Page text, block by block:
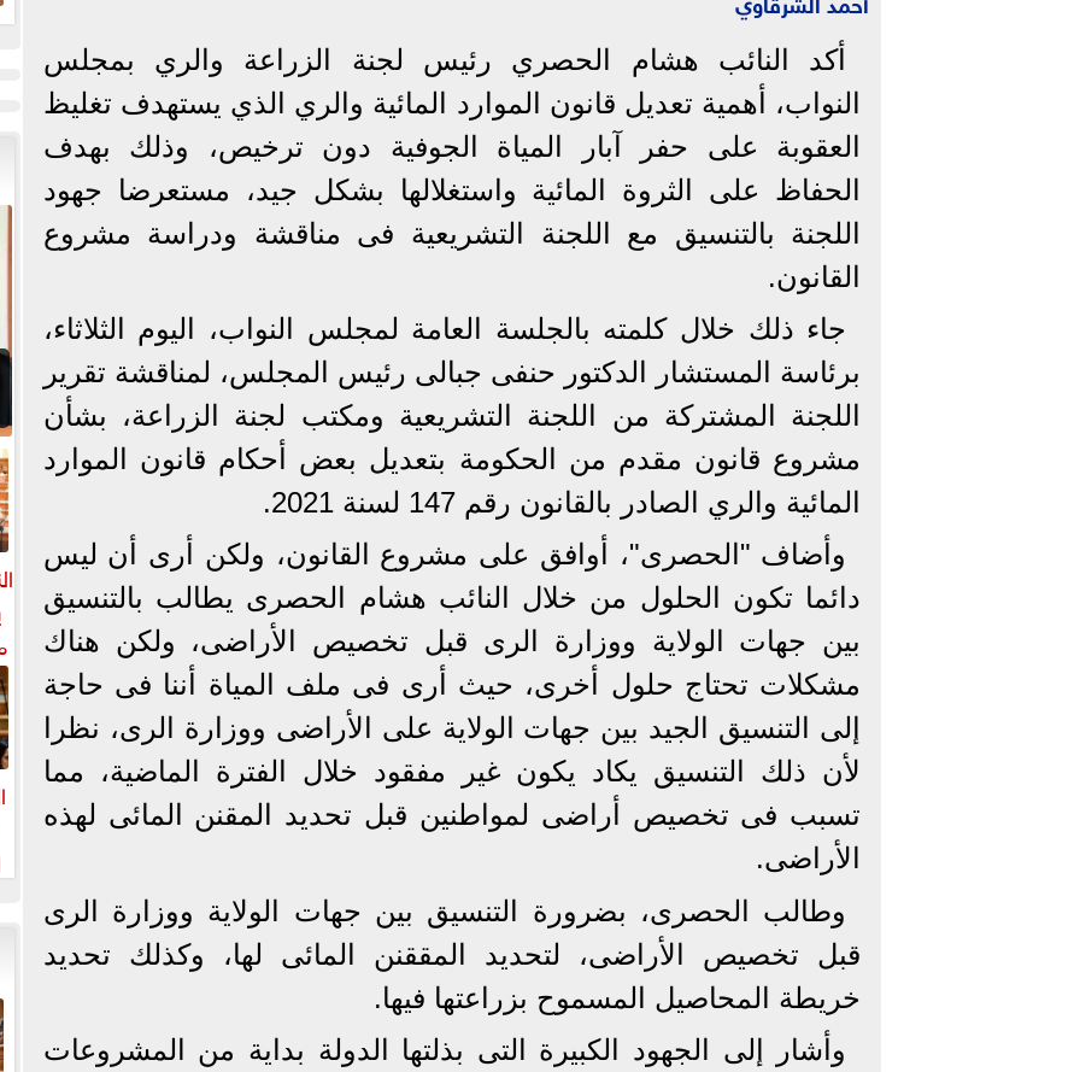
أكد النائب هشام الحصري رئيس لجنة الزراعة والري بمجلس
النواب، أهمية تعديل قانون الموارد المائية والري الذي يستهدف تغليظ
العقوبة على حفر آبار المياة الجوفية دون ترخيص، وذلك بهدف
الحفاظ على الثروة المائية واستغلالها بشكل جيد، مستعرضا جهود
اللجنة بالتنسيق مع اللجنة التشريعية فى مناقشة ودراسة مشروع
القانون.
جاء ذلك خلال كلمته بالجلسة العامة لمجلس النواب، اليوم الثلاثاء،
برئاسة المستشار الدكتور حنفى جبالى رئيس المجلس، لمناقشة تقرير
اللجنة المشتركة من اللجنة التشريعية ومكتب لجنة الزراعة، بشأن
مشروع قانون مقدم من الحكومة بتعديل بعض أحكام قانون الموارد
المائية والري الصادر بالقانون رقم 147 لسنة 2021.
وأضاف "الحصرى"، أوافق على مشروع القانون، ولكن أرى أن ليس
دائما تكون الحلول من خلال النائب هشام الحصرى يطالب بالتنسيق
بين جهات الولاية ووزارة الرى قبل تخصيص الأراضى، ولكن هناك
مشكلات تحتاج حلول أخرى، حيث أرى فى ملف المياة أننا فى حاجة
إلى التنسيق الجيد بين جهات الولاية على الأراضى ووزارة الرى، نظرا
لأن ذلك التنسيق يكاد يكون غير مفقود خلال الفترة الماضية، مما
تسبب فى تخصيص أراضى لمواطنين قبل تحديد المقنن المائى لهذه
الأراضى.
وطالب الحصرى، بضرورة التنسيق بين جهات الولاية ووزارة الرى
قبل تخصيص الأراضى، لتحديد المققنن المائى لها، وكذلك تحديد
خريطة المحاصيل المسموح بزراعتها فيها.
وأشار إلى الجهود الكبيرة التى بذلتها الدولة بداية من المشروعات